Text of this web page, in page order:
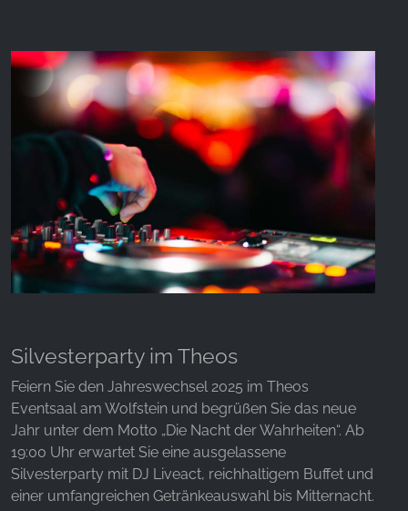
Silvesterparty im Theos
Feiern Sie den Jahreswechsel 2025 im Theos
Eventsaal am Wolfstein und begrüßen Sie das neue
Jahr unter dem Motto „Die Nacht der Wahrheiten“. Ab
19:00 Uhr erwartet Sie eine ausgelassene
Silvesterparty mit DJ Liveact, reichhaltigem Buffet und
einer umfangreichen Getränkeauswahl bis Mitternacht.